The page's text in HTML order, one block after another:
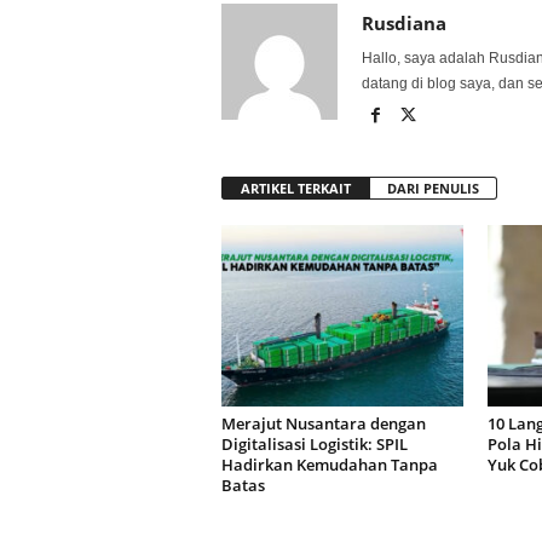
Rusdiana
Hallo, saya adalah
datang di blog saya, dan
ARTIKEL TERKAIT DARI PENULIS
Merajut Nusantara dengan
Digitalisasi Logistik: SPIL
Hadirkan Kemudahan Tanpa
Batas
10
Pola
Yuk